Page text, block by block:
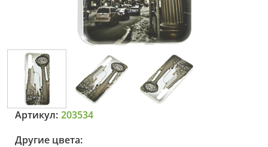
Артикул: 203534
Другие цвета: